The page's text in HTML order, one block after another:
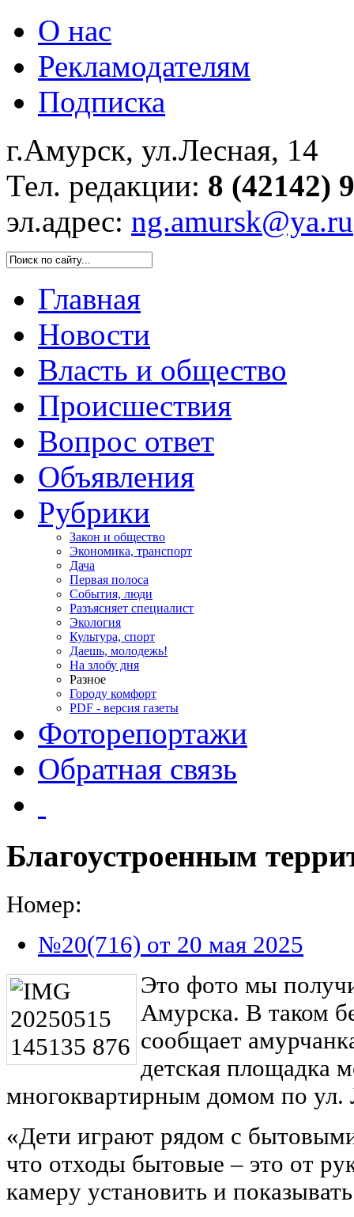
О нас
Рекламодателям
Подписка
г.Амурск, ул.Лесная, 14
Тел. редакции: 8 (42142)
эл.адрес: ng.amursk@ya.ru
Главная
Новости
Власть и общество
Происшествия
Вопрос ответ
Объявления
Рубрики
Закон и общество
Экономика, транспорт
Дача
Первая полоса
События, люди
Разъясняет специалист
Экология
Культура, спорт
Даешь, молодежь!
На злобу дня
Разное
Городу комфорт
PDF - версия газеты
Фоторепортажи
Обратная связь
Благоустроенным
Номер:
№20(716) от 20 мая 2025
Это фото мы
Амурска. В таком
сообщает
детская
многоквартирным домом по ул.
«Дети играют рядом с
что отходы бытовые ‒ это от
камеру установить и